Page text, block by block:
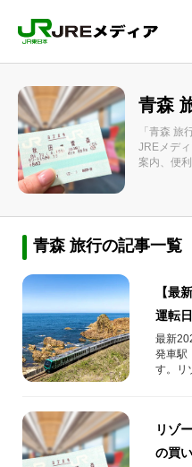
青森
「青森 旅
JREメデ
案内、便
青森 旅行の記事一覧
【最
運転
時刻
最新
発車駅
す。リ
リゾ
の買